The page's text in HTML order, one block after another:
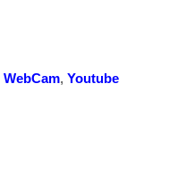
WebCam, Youtube